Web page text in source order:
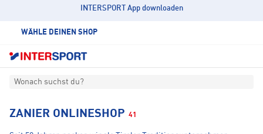
INTERSPORT App downloaden
WÄHLE DEINEN SHOP
Wonach suchst du?
ZANIER ONLINESHOP 41